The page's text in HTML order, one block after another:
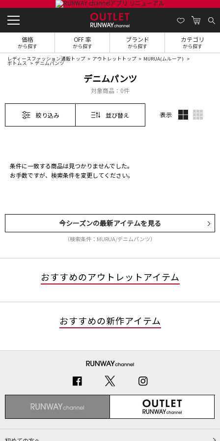
価格
から探す
OFF 率
から探す
ブランド
から探す
カテゴリ
から探す
レディースファッション通販トップ アウトレットトップ MURUA(ムルーア)
ボトムス デニムパンツ
デニムパンツ
対象商品： 0件
絞り込み 並び替え 表示
条件に一致する商品は見つかりませんでした。
お手数ですが、検索条件を変更してください。
今シーズンの最新アイテムを見る
（検索条件：MURUA/デニムパンツ）
おすすめのアウトレットアイテム
おすすめの新作アイテム